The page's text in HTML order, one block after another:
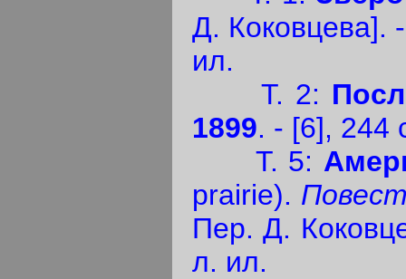
Д. Коковцева].
ил.
Т. 2:
1899. - [6], 244
Т. 5:
prairie).
Пер. Д.
л. ил.